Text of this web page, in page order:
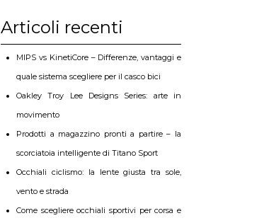
Articoli recenti
MIPS vs KinetiCore – Differenze, vantaggi e
quale sistema scegliere per il casco bici
Oakley Troy Lee Designs Series: arte in
movimento
Prodotti a magazzino pronti a partire – la
scorciatoia intelligente di Titano Sport
Occhiali ciclismo: la lente giusta tra sole,
vento e strada
Come scegliere occhiali sportivi per corsa e